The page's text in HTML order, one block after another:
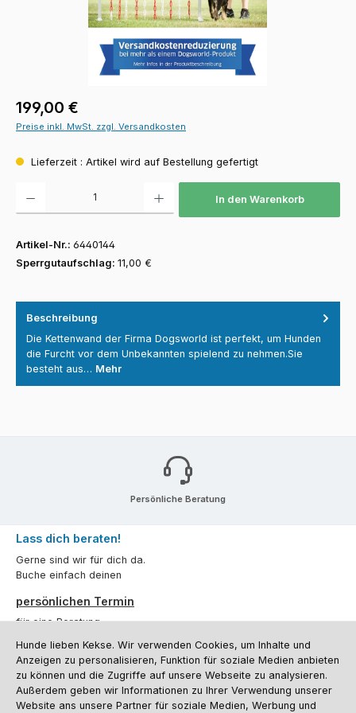
Regulärer Preis:
199,00 €
Preise inkl. MwSt. zzgl. Versandkosten
Lieferzeit : Artikel wird auf Bestellung gefertigt
In den Warenkorb
Artikel-Nr.: 6440144
Sperrgutaufschlag: 11,00 €
Beschreibung
Die Kettenwand der Firma Dogsworld ist perfekt, um Hunden
die Furcht vor dem Unbekannten spielend zu nehmen.Sie
besteht aus… Mehr
Persönliche Beratung
Lass dich beraten!
Gerne sind wir für dich da.
Buche einfach deinen
persönlichen Termin
für eine Beratung.
Oder über unserKontaktformular.
Vertrag widerrufen
Hunde lieben Kekse. Wir verwenden Cookies, um Inhalte und
Anzeigen zu personalisieren, Funktion für soziale Medien anbieten
zu können und die Zugriffe auf unsere Webseite zu analysieren.
Außerdem geben wir Informationen zu Ihrer Verwendung unserer
Website ans unsere Partner für soziale Medien, Werbung und